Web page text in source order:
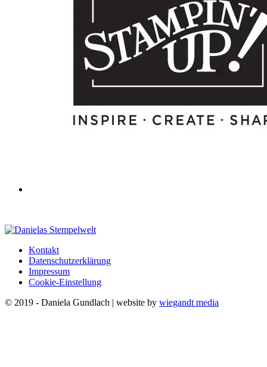
Kontakt
Datenschutzerklärung
Impressum
Cookie-Einstellung
© 2019 - Daniela Gundlach | website by wiegandt media